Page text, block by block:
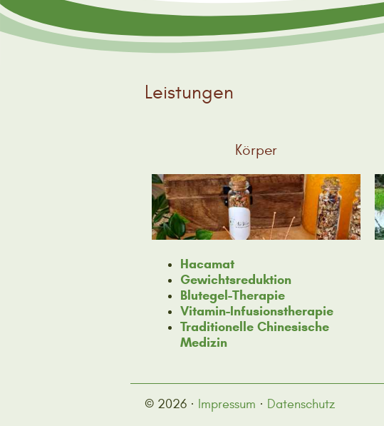
Leistungen
Körper
Hacamat
Gewichtsreduktion
Blutegel-Therapie
Vitamin-Infusionstherapie
Traditionelle Chinesische
Medizin
© 2026 · Impressum · Datenschutz